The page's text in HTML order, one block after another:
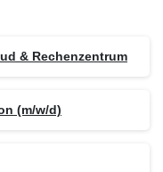
& Rechenzentrum
(m/w/d)